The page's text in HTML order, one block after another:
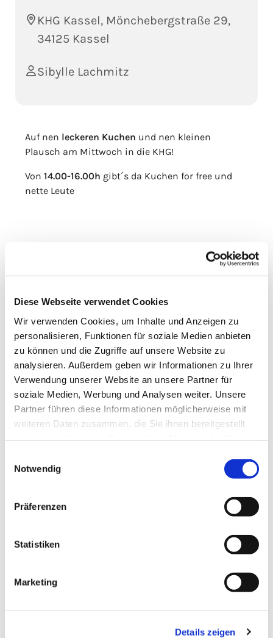
Diese Webseite verwendet Cookies
Wir verwenden Cookies, um Inhalte und Anzeigen zu
personalisieren, Funktionen für soziale Medien anbieten
zu können und die Zugriffe auf unsere Website zu
analysieren. Außerdem geben wir Informationen zu Ihrer
Verwendung unserer Website an unsere Partner für
soziale Medien, Werbung und Analysen weiter. Unsere
Partner führen diese Informationen möglicherweise mit
weiteren Daten zusammen, die Sie ihnen bereitgestellt
Notwendig
Präferenzen
Statistiken
Marketing
Details zeigen
KHG Kassel, Mönchebergstraße 29,
34125 Kassel
Sibylle Lachmitz
Auf nen leckeren Kuchen und nen kleinen
Plausch am Mittwoch in die KHG!
Von 14.00-16.00h gibt´s da Kuchen for free und
nette Leute